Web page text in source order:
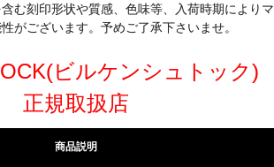
む刻印形状や質感、色味等、入荷時期によりマ
がございます。予めご了承下さいませ。
ビルケンシュトック)
正規取扱店
商品説明